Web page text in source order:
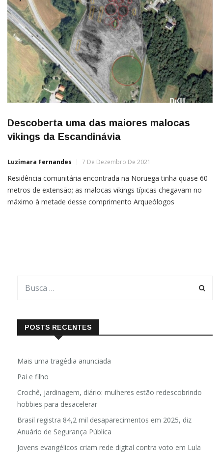
Descoberta uma das maiores malocas
vikings da Escandinávia
Luzimara Fernandes 7 De Dezembro De 2021
Residência comunitária encontrada na Noruega tinha quase 60
metros de extensão; as malocas vikings típicas chegavam no
máximo à metade desse comprimento Arqueólogos
POSTS RECENTES
Mais uma tragédia anunciada
Pai e filho
Crochê, jardinagem, diário: mulheres estão redescobrindo
hobbies para desacelerar
Brasil registra 84,2 mil desaparecimentos em 2025, diz
Anuário de Segurança Pública
Jovens evangélicos criam rede digital contra voto em Lula